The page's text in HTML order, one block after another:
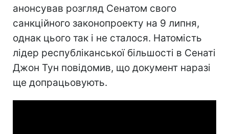
анонсував розгляд Сенатом свого
санкційного законопроекту на 9 липня,
однак цього так і не сталося. Натомість
лідер республіканської більшості в Сенаті
Джон Тун повідомив, що документ наразі
ще допрацьовують.